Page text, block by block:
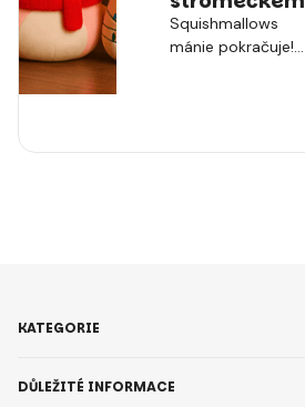
Squishmallows
mánie pokračuje!
vedle.
KATEGORIE
DŮLEŽITÉ INFORMACE